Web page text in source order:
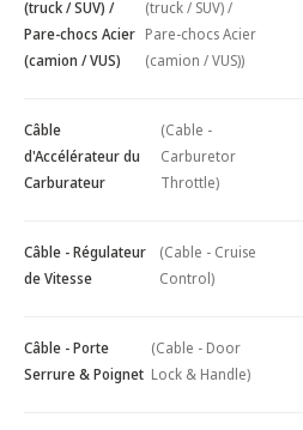
(truck / SUV) /
Pare-chocs Acier
(camion / VUS)
(truck / SUV) /
Pare-chocs Acier
(camion / VUS))
Câble
d'Accélérateur du
Carburateur
(Cable -
Carburetor
Throttle)
Câble - Régulateur
de Vitesse
(Cable - Cruise
Control)
Câble - Porte
Serrure & Poignet
(Cable - Door
Lock & Handle)